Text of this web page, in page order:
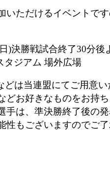
いただけるイベントで
)決勝戦試合終了30分後
タジアム 場外広場
は当連盟にてご用意
どお好きなものをお持
手は、準決勝終了後の
性もございますのでご